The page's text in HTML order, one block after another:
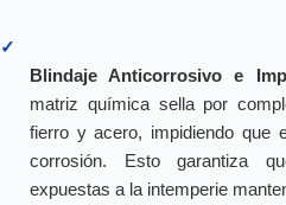
✓
Blindaje Anticorrosivo e
matriz química sella por
fierro y acero, impidiendo que
corrosión. Esto garantiza
expuestas a la intemperie